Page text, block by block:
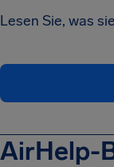
Lesen Sie, was
AirHelp-